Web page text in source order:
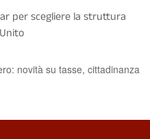
per scegliere la struttura
novità su tasse, cittadinanza